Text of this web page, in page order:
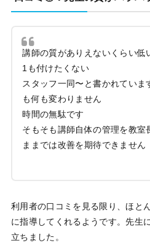
講師の質がありえないくらい低
1も付けたくない
スタッフ一同〜と書かれていま
も何も変わりません
時間の無駄です
そもそも講師自体の管理を教室
ままでは改善を期待できません
利用者の口コミを見る限り、ほと
に指導してくれるようです。先生
立ちました。